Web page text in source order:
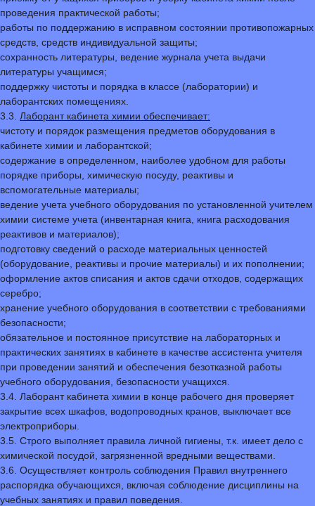
проведения практической работы;
работы по поддержанию в исправном состоянии противопожарных
средств, средств индивидуальной защиты;
сохранность литературы, ведение журнала учета выдачи
литературы учащимся;
поддержку чистоты и порядка в классе (лаборатории) и
лаборантских помещениях.
3.3. Лаборант кабинета химии обеспечивает:
чистоту и порядок размещения предметов оборудования в
кабинете химии и лаборантской;
содержание в определенном, наиболее удобном для работы
порядке приборы, химическую посуду, реактивы и
вспомогательные материалы;
ведение учета учебного оборудования по установленной учителем
химии системе учета (инвентарная книга, книга расходования
реактивов и материалов);
подготовку сведений о расходе материальных ценностей
(оборудование, реактивы и прочие материалы) и их пополнении;
оформление актов списания и актов сдачи отходов, содержащих
серебро;
хранение учебного оборудования в соответствии с требованиями
безопасности;
обязательное и постоянное присутствие на лабораторных и
практических занятиях в кабинете в качестве ассистента учителя
при проведении занятий и обеспечения безотказной работы
учебного оборудования, безопасности учащихся.
3.4. Лаборант кабинета химии в конце рабочего дня проверяет
закрытие всех шкафов, водопроводных кранов, выключает все
электроприборы.
3.5. Строго выполняет правила личной гигиены, т.к. имеет дело с
химической посудой, загрязненной вредными веществами.
3.6. Осуществляет контроль соблюдения Правил внутреннего
распорядка обучающихся, включая соблюдение дисциплины на
учебных занятиях и правил поведения.